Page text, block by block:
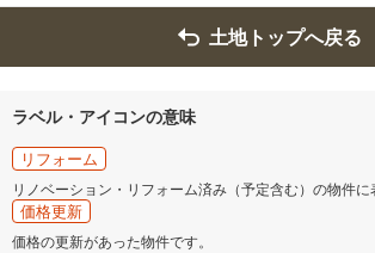
土地トップへ戻る
ラベル・アイコンの意味
リフォーム
リノベーション・リフォーム済み（予定含む）の物件に
価格更新
価格の更新があった物件です。